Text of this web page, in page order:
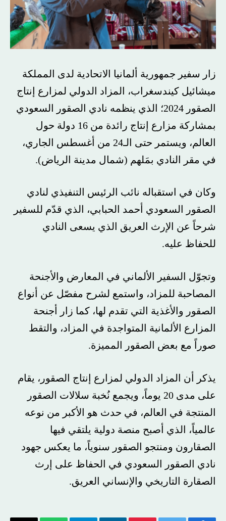
زار سفير جمهورية ألمانيا الاتحادية لدى المملكة
ميشائيل كيندسغراب، المزاد الدولي لمزارع إنتاج
الصقور 2024؛ الذي ينظمه نادي الصقور السعودي
بمشاركة مزارع إنتاج رائدة من 16 دولة حول
العالم، ويستمر حتى الـ24 من أغسطس الجاري،
في مقر النادي بمَلهم (شمال مدينة الرياض).
وكان في استقباله نائب الرئيس التنفيذي لنادي
الصقور السعودي أحمد الحبابي، الذي قدّم للسفير
شرحاً عن الإرث العريق الذي يسعى النادي
للحفاظ عليه.
وتجوّل السفير الألماني في المعارض والأجنحة
المصاحبة للمزاد، واستمع لشرح مفصّل عن أنواع
الصقور والأغذية التي تقدم لها، كما زار أجنحة
المزارع الألمانية المتواجدة في المزاد، والتقط
صوراً مع بعض الصقور المميزة.
يذكر أن المزاد الدولي لمزارع إنتاج الصقور، يقام
على مدى 20 يوماً، ويجمع نُخبة سلالات الصقور
المنتجة في العالم، في حدث هو الأكبر من نوعه
عالمياً، الذي أصبح منصة دولية يلتقي فيها
الصقارون ومنتجو الصقور سنوياً، ما يعكس جهود
نادي الصقور السعودي في الحفاظ على إرث
الصقارة التاريخي والإنساني العريق.